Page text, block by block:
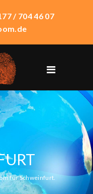
/ 704 46 07
für Schweinfurt.